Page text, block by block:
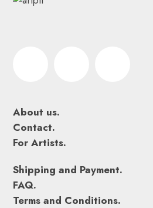
About us.
Contact.
For Artists.
Shipping and Payment.
FAQ.
Terms and Conditions.